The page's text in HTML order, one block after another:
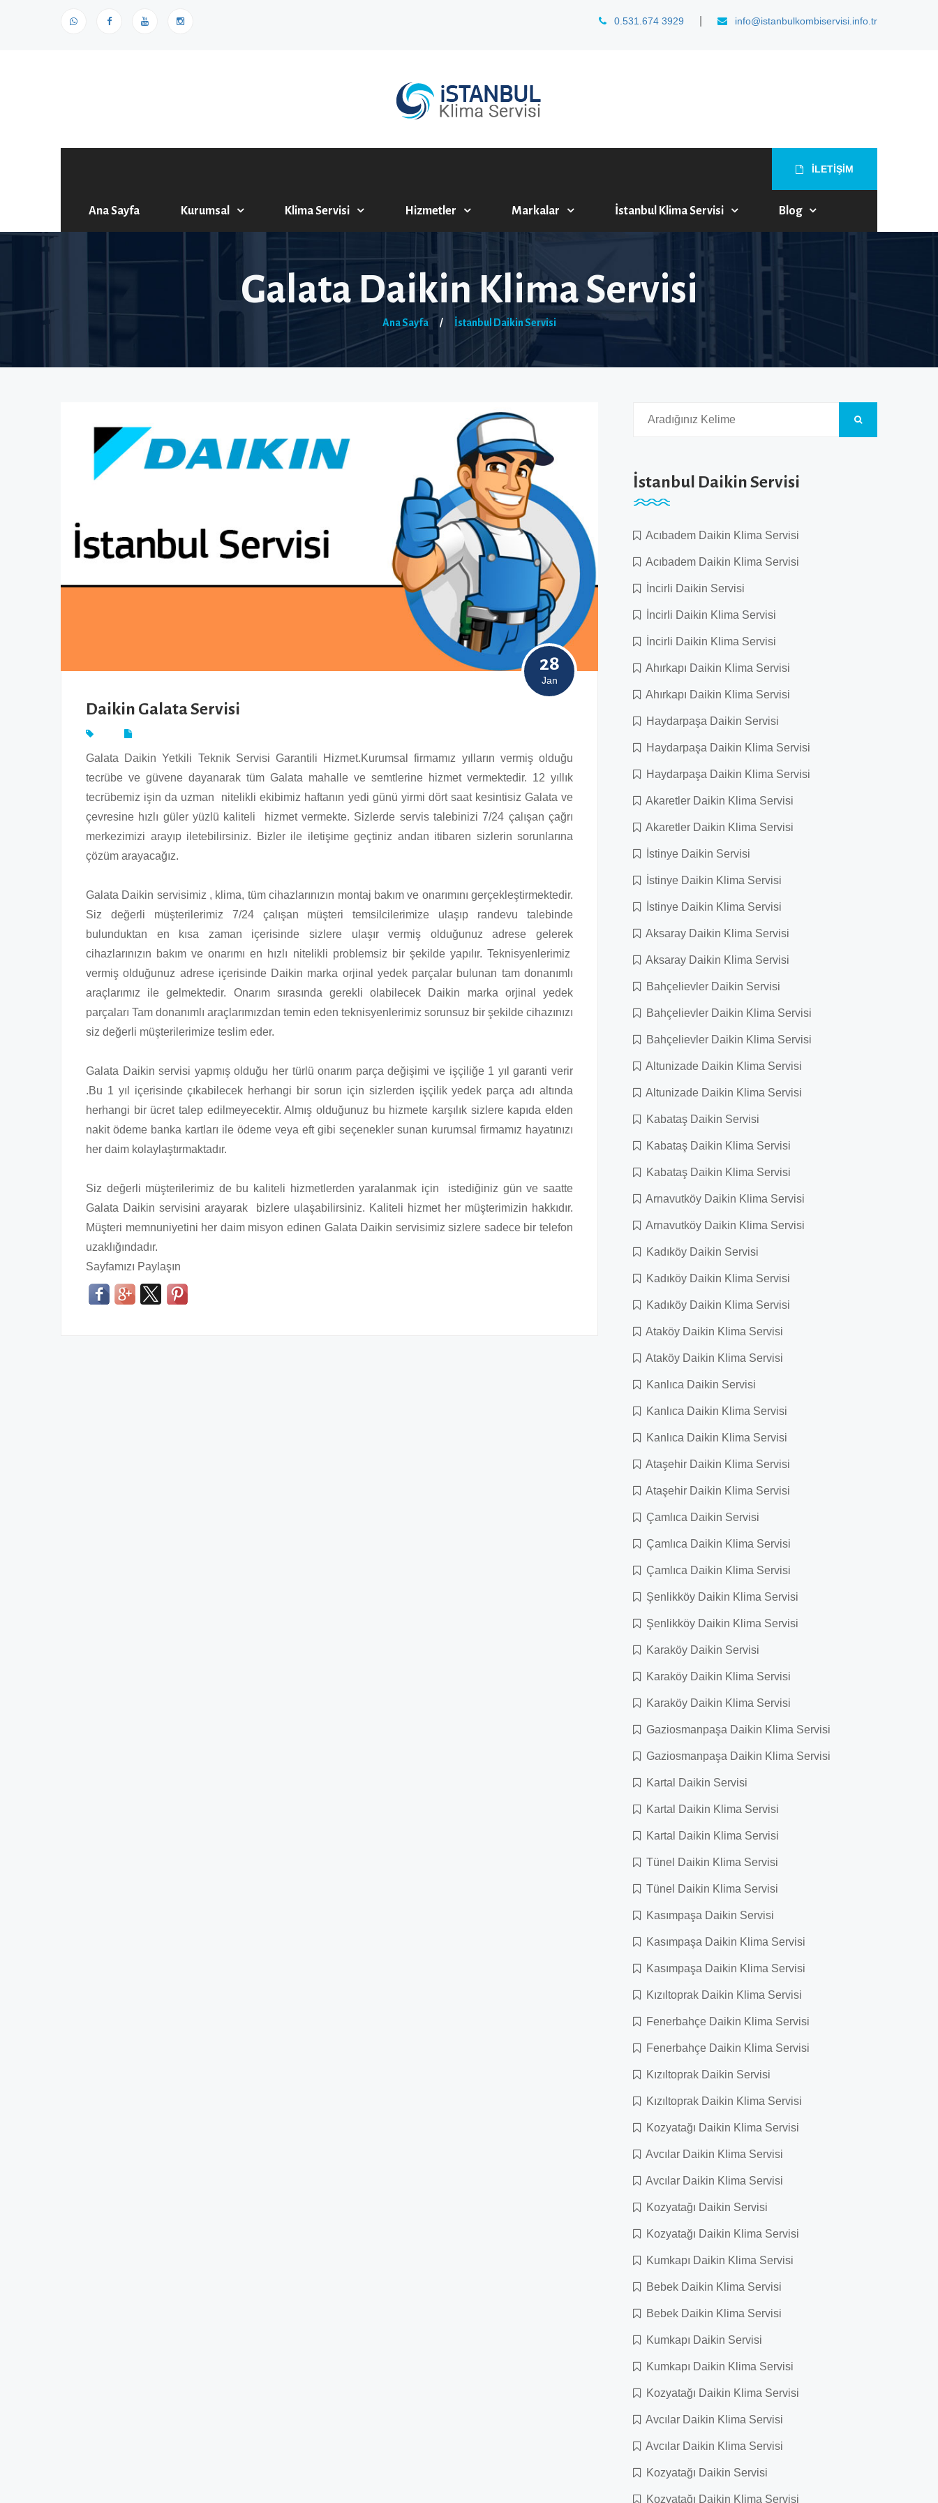
0.531.674 3929 info@istanbulkombiservisi.info.tr
İLETİŞİM
Ana Sayfa Kurumsal Klima Servisi Hizmetler Markalar İstanbul Klima Servisi Blog
Galata Daikin Klima Servisi
Ana Sayfa / İstanbul Daikin Servisi
28
Jan
Daikin Galata Servisi
Galata Daikin Yetkili Teknik Servisi Garantili Hizmet.Kurumsal firmamız yılların vermiş olduğu
tecrübe ve güvene dayanarak tüm Galata mahalle ve semtlerine hizmet vermektedir. 12 yıllık
tecrübemiz işin da uzman nitelikli ekibimiz haftanın yedi günü yirmi dört saat kesintisiz Galata ve
çevresine hızlı güler yüzlü kaliteli hizmet vermekte. Sizlerde servis talebinizi 7/24 çalışan çağrı
merkezimizi arayıp iletebilirsiniz. Bizler ile iletişime geçtiniz andan itibaren sizlerin sorunlarına
çözüm arayacağız.
Galata Daikin servisimiz , klima, tüm cihazlarınızın montaj bakım ve onarımını gerçekleştirmektedir.
Siz değerli müşterilerimiz 7/24 çalışan müşteri temsilcilerimize ulaşıp randevu talebinde
bulunduktan en kısa zaman içerisinde sizlere ulaşır vermiş olduğunuz adrese gelerek
cihazlarınızın bakım ve onarımı en hızlı nitelikli problemsiz bir şekilde yapılır. Teknisyenlerimiz
vermiş olduğunuz adrese içerisinde Daikin marka orjinal yedek parçalar bulunan tam donanımlı
araçlarımız ile gelmektedir. Onarım sırasında gerekli olabilecek Daikin marka orjinal yedek
parçaları Tam donanımlı araçlarımızdan temin eden teknisyenlerimiz sorunsuz bir şekilde cihazınızı
siz değerli müşterilerimize teslim eder.
Galata Daikin servisi yapmış olduğu her türlü onarım parça değişimi ve işçiliğe 1 yıl garanti verir
.Bu 1 yıl içerisinde çıkabilecek herhangi bir sorun için sizlerden işçilik yedek parça adı altında
herhangi bir ücret talep edilmeyecektir. Almış olduğunuz bu hizmete karşılık sizlere kapıda elden
nakit ödeme banka kartları ile ödeme veya eft gibi seçenekler sunan kurumsal firmamız hayatınızı
her daim kolaylaştırmaktadır.
Siz değerli müşterilerimiz de bu kaliteli hizmetlerden yaralanmak için istediğiniz gün ve saatte
Galata Daikin servisini arayarak bizlere ulaşabilirsiniz. Kaliteli hizmet her müşterimizin hakkıdır.
Müşteri memnuniyetini her daim misyon edinen Galata Daikin servisimiz sizlere sadece bir telefon
uzaklığındadır.
Sayfamızı Paylaşın
İstanbul Daikin Servisi
Acıbadem Daikin Klima Servisi
Acıbadem Daikin Klima Servisi
İncirli Daikin Servisi
İncirli Daikin Klima Servisi
İncirli Daikin Klima Servisi
Ahırkapı Daikin Klima Servisi
Ahırkapı Daikin Klima Servisi
Haydarpaşa Daikin Servisi
Haydarpaşa Daikin Klima Servisi
Haydarpaşa Daikin Klima Servisi
Akaretler Daikin Klima Servisi
Akaretler Daikin Klima Servisi
İstinye Daikin Servisi
İstinye Daikin Klima Servisi
İstinye Daikin Klima Servisi
Aksaray Daikin Klima Servisi
Aksaray Daikin Klima Servisi
Bahçelievler Daikin Servisi
Bahçelievler Daikin Klima Servisi
Bahçelievler Daikin Klima Servisi
Altunizade Daikin Klima Servisi
Altunizade Daikin Klima Servisi
Kabataş Daikin Servisi
Kabataş Daikin Klima Servisi
Kabataş Daikin Klima Servisi
Arnavutköy Daikin Klima Servisi
Arnavutköy Daikin Klima Servisi
Kadıköy Daikin Servisi
Kadıköy Daikin Klima Servisi
Kadıköy Daikin Klima Servisi
Ataköy Daikin Klima Servisi
Ataköy Daikin Klima Servisi
Kanlıca Daikin Servisi
Kanlıca Daikin Klima Servisi
Kanlıca Daikin Klima Servisi
Ataşehir Daikin Klima Servisi
Ataşehir Daikin Klima Servisi
Çamlıca Daikin Servisi
Çamlıca Daikin Klima Servisi
Çamlıca Daikin Klima Servisi
Şenlikköy Daikin Klima Servisi
Şenlikköy Daikin Klima Servisi
Karaköy Daikin Servisi
Karaköy Daikin Klima Servisi
Karaköy Daikin Klima Servisi
Gaziosmanpaşa Daikin Klima Servisi
Gaziosmanpaşa Daikin Klima Servisi
Kartal Daikin Servisi
Kartal Daikin Klima Servisi
Kartal Daikin Klima Servisi
Tünel Daikin Klima Servisi
Tünel Daikin Klima Servisi
Kasımpaşa Daikin Servisi
Kasımpaşa Daikin Klima Servisi
Kasımpaşa Daikin Klima Servisi
Kızıltoprak Daikin Klima Servisi
Fenerbahçe Daikin Klima Servisi
Fenerbahçe Daikin Klima Servisi
Kızıltoprak Daikin Servisi
Kızıltoprak Daikin Klima Servisi
Kozyatağı Daikin Klima Servisi
Avcılar Daikin Klima Servisi
Avcılar Daikin Klima Servisi
Kozyatağı Daikin Servisi
Kozyatağı Daikin Klima Servisi
Kumkapı Daikin Klima Servisi
Bebek Daikin Klima Servisi
Bebek Daikin Klima Servisi
Kumkapı Daikin Servisi
Kumkapı Daikin Klima Servisi
Kozyatağı Daikin Klima Servisi
Avcılar Daikin Klima Servisi
Avcılar Daikin Klima Servisi
Kozyatağı Daikin Servisi
Kozyatağı Daikin Klima Servisi